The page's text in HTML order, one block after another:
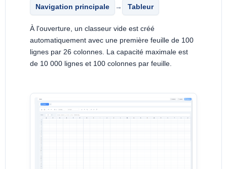
Navigation principale → Tableur
À l'ouverture, un classeur vide est créé
automatiquement avec une première feuille de 100
lignes par 26 colonnes. La capacité maximale est
de 10 000 lignes et 100 colonnes par feuille.